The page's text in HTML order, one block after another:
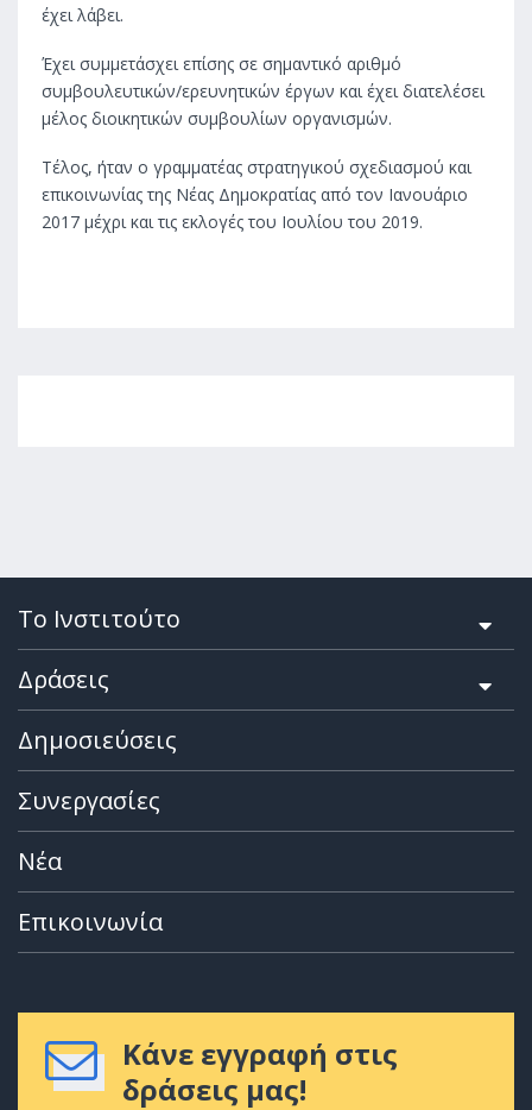
έχει λάβει.
Έχει συμμετάσχει επίσης σε σημαντικό αριθμό
συμβουλευτικών/ερευνητικών έργων και έχει διατελέσει
μέλος διοικητικών συμβουλίων οργανισμών.
Τέλος, ήταν ο γραμματέας στρατηγικού σχεδιασμού και
επικοινωνίας της Νέας Δημοκρατίας από τον Ιανουάριο
2017 μέχρι και τις εκλογές του Ιουλίου του 2019.
Το Ινστιτούτο
Δράσεις
Δημοσιεύσεις
Συνεργασίες
Νέα
Επικοινωνία
Κάνε εγγραφή στις
δράσεις μας!